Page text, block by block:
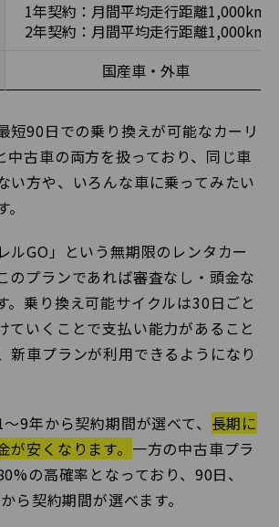
1年契約：月間平均走行距離1,000km
2年契約：月間平均走行距離1,000km
国産車・外車
短90日での乗り換えが可能なカーリ
中古車の両方を扱っており、同じ車
い方や、いろんな車に乗ってみたい
ルGO」という無期限のレンタカー
のプランであれば審査なし・頭金な
。乗り換え可能サイクルは30日ごと
ていくことで支払い能力があること
新車プランが利用できるようになり
9年から契約期間が選べて、 長期に
安くなります。 一方の中古車プラ
の高確率となっており、90日、
ら契約期間が選べます。